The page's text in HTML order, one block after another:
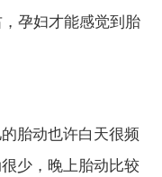
孕妇才能感觉到胎
胎动也许白天很频
少，晚上胎动比较